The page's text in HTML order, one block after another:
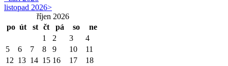
listopad 2026>
říjen 2026
po út st čt pá so ne
1 2 3
4
5
6 7 8 9 10
11
12 13 14 15 16 17
18